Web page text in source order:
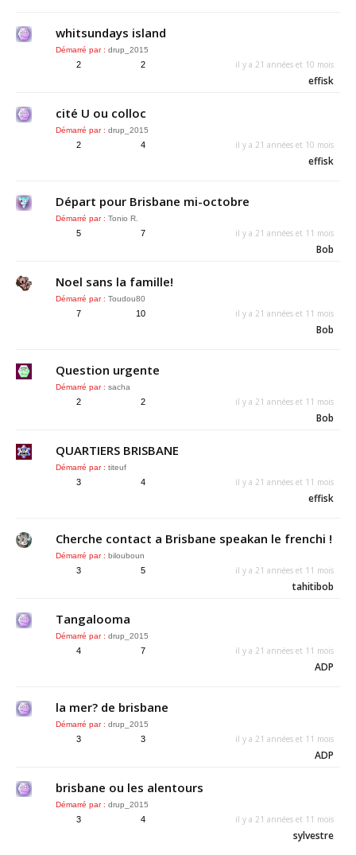
whitsundays island
Démarré par : drup_2015
2 2 il y a 21 années et 10 mois
effisk
cité U ou colloc
Démarré par : drup_2015
2 4 il y a 21 années et 10 mois
effisk
Départ pour Brisbane mi-octobre
Démarré par : Tonio R.
5 7 il y a 21 années et 11 mois
Bob
Noel sans la famille!
Démarré par : Toudou80
7 10 il y a 21 années et 11 mois
Bob
Question urgente
Démarré par : sacha
2 2 il y a 21 années et 11 mois
Bob
QUARTIERS BRISBANE
Démarré par : titeuf
3 4 il y a 21 années et 11 mois
effisk
Cherche contact a Brisbane speakan le frenchi !
Démarré par : bilouboun
3 5 il y a 21 années et 11 mois
tahitibob
Tangalooma
Démarré par : drup_2015
4 7 il y a 21 années et 11 mois
ADP
la mer? de brisbane
Démarré par : drup_2015
3 3 il y a 21 années et 11 mois
ADP
brisbane ou les alentours
Démarré par : drup_2015
3 4 il y a 21 années et 11 mois
sylvestre